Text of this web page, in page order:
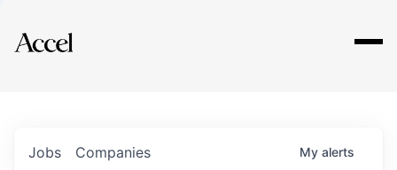
Explore
Jobs Companies My alerts